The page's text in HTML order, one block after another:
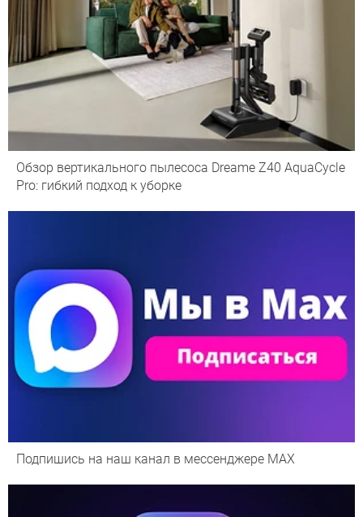
Обзор вертикального пылесоса Dreame Z40 AquaCycle
Pro: гибкий подход к уборке
Подпишись на наш канал в мессенджере МАХ